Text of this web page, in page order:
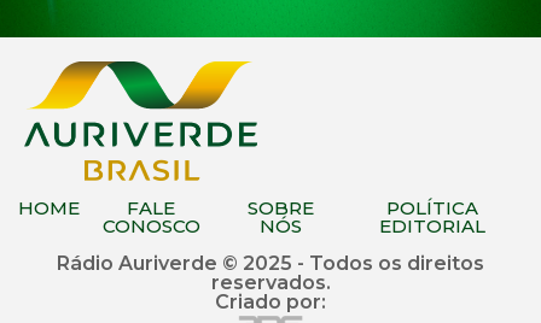
HOME FALE
CONOSCO
SOBRE
NÓS
POLÍTICA
EDITORIAL
Rádio Auriverde © 2025 - Todos os direitos
reservados.
Criado por: